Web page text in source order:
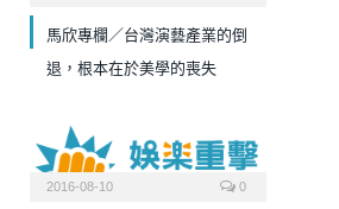
馬欣專欄／台灣演藝產業的倒
退，根本在於美學的喪失
2016-08-10 0